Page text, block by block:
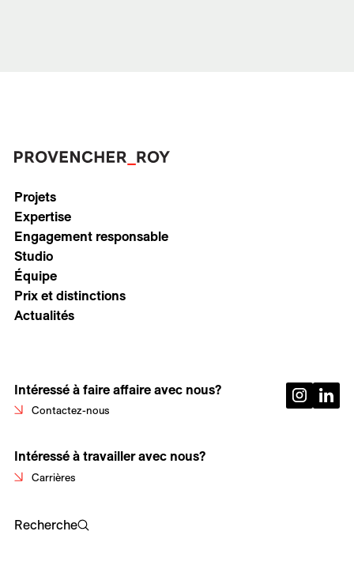
Projets
Expertise
Engagement responsable
Studio
Équipe
Prix et distinctions
Actualités
Intéressé à faire affaire avec nous?
Contactez-nous
Intéressé à travailler avec nous?
Carrières
Recherche